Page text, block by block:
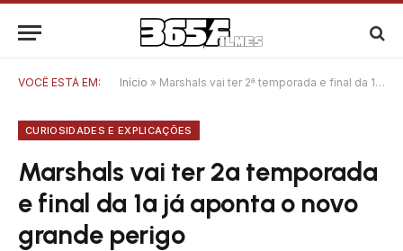
VOCÊ ESTÁ EM: Início » Marshals vai ter 2ª temporada e final da 1ª já aponta o novo grande perigo
CURIOSIDADES E EXPLICAÇÕES
Marshals vai ter 2ª temporada
e final da 1ª já aponta o novo
grande perigo